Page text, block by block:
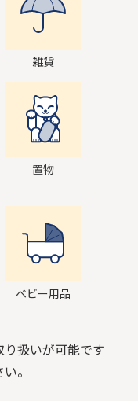
雑貨
置物
ベビー用品
り扱いが可能です
。